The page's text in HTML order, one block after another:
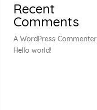
Recent
Comments
A WordPress Commenter
Hello world!